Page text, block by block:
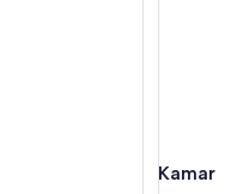
Kamar